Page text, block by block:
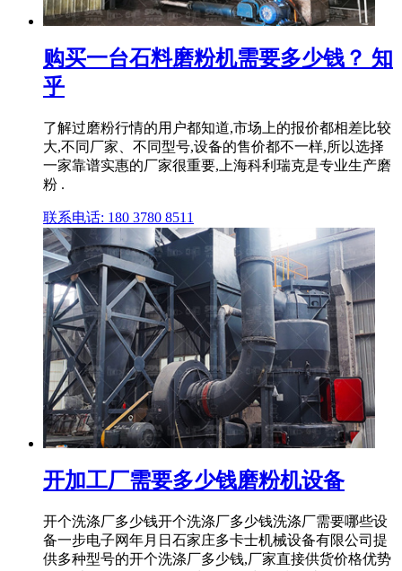
购买一台石料磨粉机需要多少钱？ 知
乎
了解过磨粉行情的用户都知道,市场上的报价都相差比较
大,不同厂家、不同型号,设备的售价都不一样,所以选择
一家靠谱实惠的厂家很重要,上海科利瑞克是专业生产磨
粉 .
联系电话: 180 3780 8511
开加工厂需要多少钱磨粉机设备
开个洗涤厂多少钱开个洗涤厂多少钱洗涤厂需要哪些设
备一步电子网年月日石家庄多卡士机械设备有限公司提
供多种型号的开个洗涤厂多少钱,厂家直接供货价格优势